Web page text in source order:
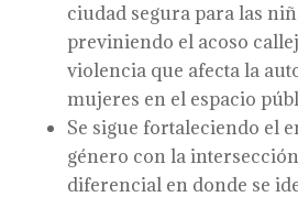
ciudad segura para las
previniendo el acoso
violencia que afecta la
mujeres en el espacio
Se sigue fortaleciendo el
género con la
diferencial en donde se